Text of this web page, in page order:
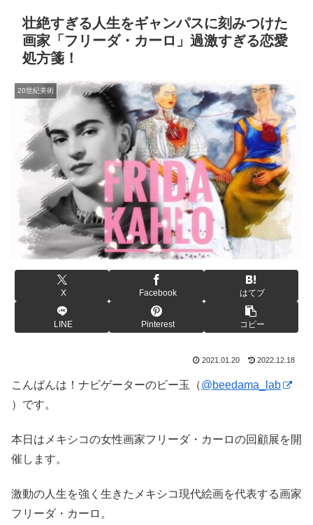
壮絶すぎる人生をギャンパスに刻みつけた
画家「フリーダ・カーロ」過激すぎる恋愛
処方箋！
20世紀美術
X Facebook はてブ
LINE Pinterest コピー
2021.01.20 2022.12.18
こんばんは！ナビゲーターのビー玉（@beedama_lab
）です。
本日はメキシコの女性画家フリーダ・カーロの回顧展を開
催します。
激動の人生を強く生きたメキシコ現代絵画を代表する画家
フリーダ・カーロ。